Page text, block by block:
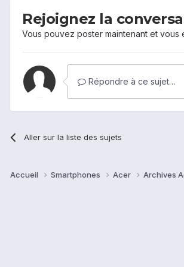
Rejoignez la
Vous pouvez poster maintenant et vous
Répondre à ce sujet…
Aller sur la liste des sujets
Accueil Smartphones Acer Archives